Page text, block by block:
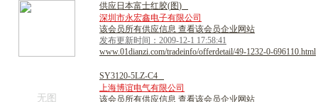
供应日 本富士红胶(图)
深圳市永宏鑫电子有限公司
该会员所有供应信息 查看该会员企业网站
发布更新时间：2009-12-1 17:58:41
www.01dianzi.com/tradeinfo/offerdetail/49-1232-0-696110.html
无图
SY3120-5LZ-C4
上海博谊电气有限公司
该会员所有供应信息 查看该会员企业网站